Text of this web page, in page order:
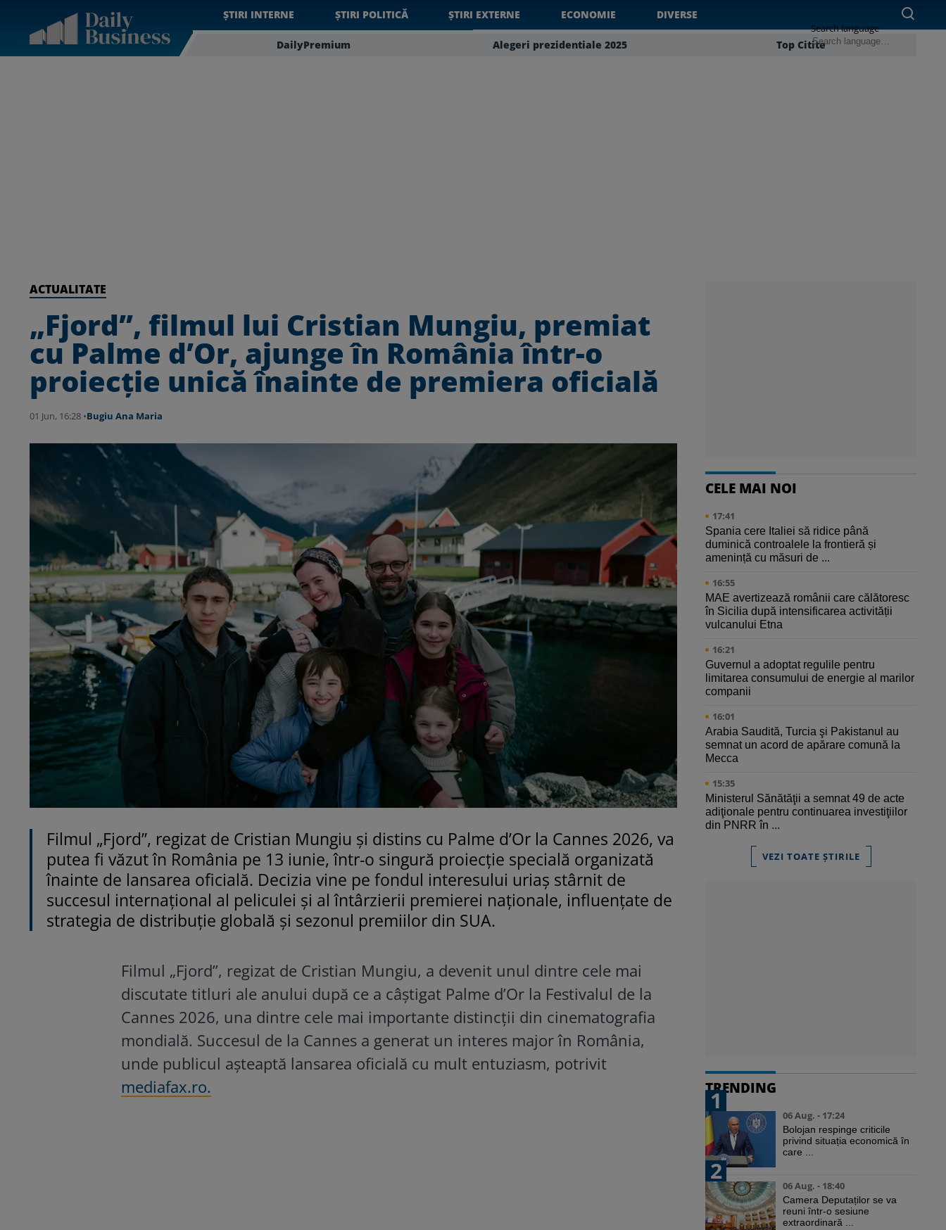
ȘTIRI INTERNE ȘTIRI POLITICĂ ȘTIRI EXTERNE ECONOMIE DIVERSE
DailyPremium Alegeri prezidentiale 2025 Top Citite
Search language
ACTUALITATE
„Fjord”, filmul lui Cristian Mungiu, premiat
cu Palme d’Or, ajunge în România într-o
proiecție unică înainte de premiera oficială
01 Jun, 16:28 •Bugiu ⁠Ana Maria
Filmul „Fjord”, regizat de Cristian Mungiu și distins cu Palme d’Or la Cannes 2026, va
putea fi văzut în România pe 13 iunie, într-o singură proiecție specială organizată
înainte de lansarea oficială. Decizia vine pe fondul interesului uriaș stârnit de
succesul internațional al peliculei și al întârzierii premierei naționale, influențate de
strategia de distribuție globală și sezonul premiilor din SUA.
Filmul „Fjord”, regizat de Cristian Mungiu, a devenit unul dintre cele mai
discutate titluri ale anului după ce a câștigat Palme d’Or la Festivalul de la
Cannes 2026, una dintre cele mai importante distincții din cinematografia
mondială. Succesul de la Cannes a generat un interes major în România,
unde publicul așteaptă lansarea oficială cu mult entuziasm, potrivit
mediafax.ro.
CELE MAI NOI
17:41
Spania cere Italiei să ridice până
duminică controalele la frontieră și
amenință cu măsuri de ...
16:55
MAE avertizează românii care călătoresc
în Sicilia după intensificarea activității
vulcanului Etna
16:21
Guvernul a adoptat regulile pentru
limitarea consumului de energie al marilor
companii
16:01
Arabia Saudită, Turcia şi Pakistanul au
semnat un acord de apărare comună la
Mecca
15:35
Ministerul Sănătăţii a semnat 49 de acte
adiţionale pentru continuarea investiţiilor
din PNRR în ...
VEZI TOATE ȘTIRILE
TRENDING
1
06 Aug. - 17:24
Bolojan respinge criticile
privind situația economică în
care ...
2
06 Aug. - 18:40
Camera Deputaților se va
reuni într-o sesiune
extraordinară ...